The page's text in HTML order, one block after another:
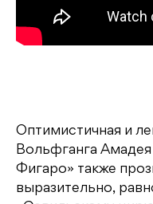
Оптимистичная и
Вольфганга
Фигаро» также
выразительно,